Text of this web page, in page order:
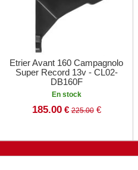
Etrier Avant 160 Campagnolo
Super Record 13v - CL02-
DB160F
En stock
185.00 € 225.00€